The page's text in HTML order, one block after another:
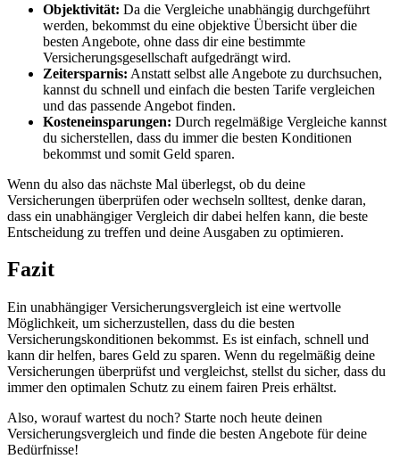
Objektivität: Da die Vergleiche unabhängig durchgeführt
werden, bekommst du eine objektive Übersicht über die
besten Angebote, ohne dass dir eine bestimmte
Versicherungsgesellschaft aufgedrängt wird.
Zeitersparnis: Anstatt selbst alle Angebote zu durchsuchen,
kannst du schnell und einfach die besten Tarife vergleichen
und das passende Angebot finden.
Kosteneinsparungen: Durch regelmäßige Vergleiche kannst
du sicherstellen, dass du immer die besten Konditionen
bekommst und somit Geld sparen.
Wenn du also das nächste Mal überlegst, ob du deine
Versicherungen überprüfen oder wechseln solltest, denke daran,
dass ein unabhängiger Vergleich dir dabei helfen kann, die beste
Entscheidung zu treffen und deine Ausgaben zu optimieren.
Fazit
Ein unabhängiger Versicherungsvergleich ist eine wertvolle
Möglichkeit, um sicherzustellen, dass du die besten
Versicherungskonditionen bekommst. Es ist einfach, schnell und
kann dir helfen, bares Geld zu sparen. Wenn du regelmäßig deine
Versicherungen überprüfst und vergleichst, stellst du sicher, dass du
immer den optimalen Schutz zu einem fairen Preis erhältst.
Also, worauf wartest du noch? Starte noch heute deinen
Versicherungsvergleich und finde die besten Angebote für deine
Bedürfnisse!